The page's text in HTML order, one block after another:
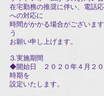
在宅勤務の推奨に伴い、電話
への対応に
時間がかかる場合がございま
う
お願い申し上げます。
⒊実施期間
◆開始日 ２０２０年４月２
時期を
設定いたします。